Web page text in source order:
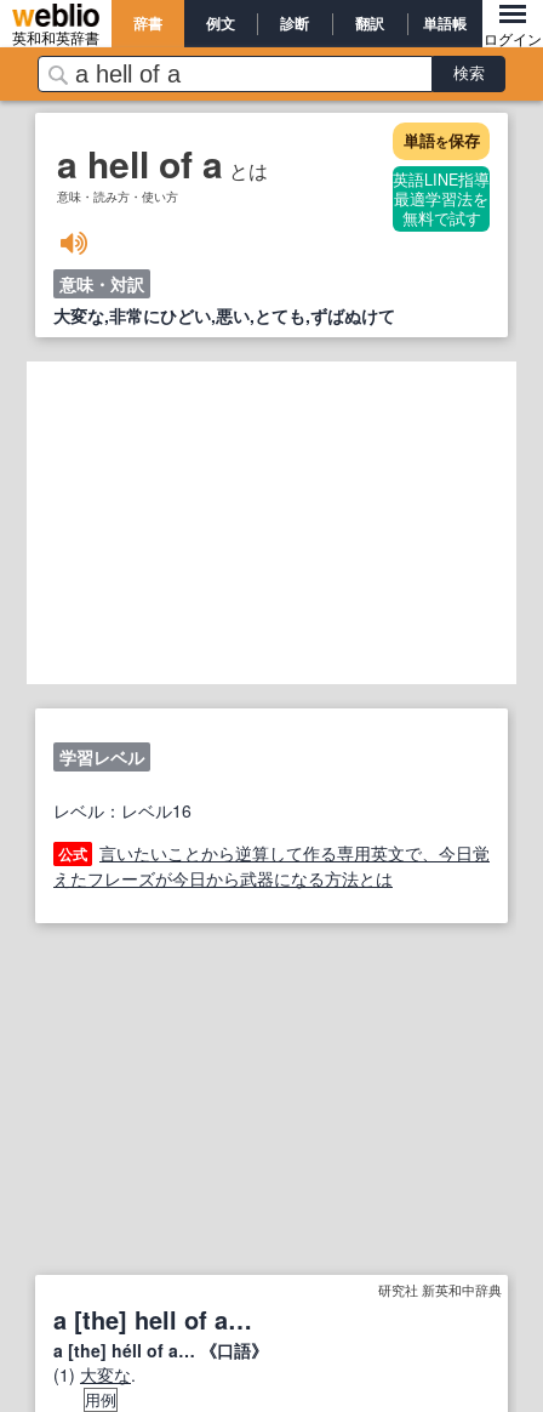
英和和英辞書
辞書 例文 診断 翻訳 単語帳
ログイン
a hell of a とは
意味・読み方・使い方
単語を保存
英語LINE指導
最適学習法を
無料で試す
意味・対訳
大変な,非常にひどい,悪い,とても,ずばぬけて
学習レベル
レベル：レベル16
公式 言いたいことから逆算して作る専用英文で、今日覚
えたフレーズが今日から武器になる方法とは
研究社 新英和中辞典
a [the] hell of a…
a [the] héll of a… 《口語》
(1) 大変な.
用例